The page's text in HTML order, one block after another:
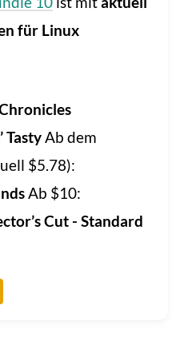
für Linux
TastyAb dem
$5.78):
Ab $10:
Cut - Standard